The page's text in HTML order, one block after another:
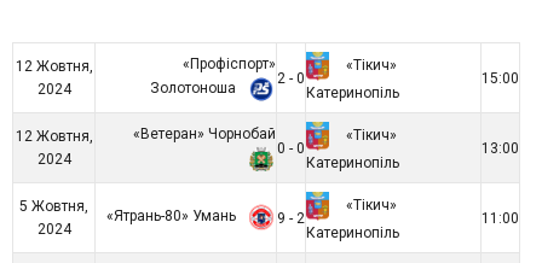
12 Жовтня,
2024
«Профіспорт»
Золотоноша
2 - 0
«Тікич»
Катеринопіль
15:00
12 Жовтня,
2024
«Ветеран» Чорнобай
0 - 0
«Тікич»
Катеринопіль
13:00
5 Жовтня,
2024
«Ятрань-80» Умань 9 - 2
«Тікич»
Катеринопіль
11:00